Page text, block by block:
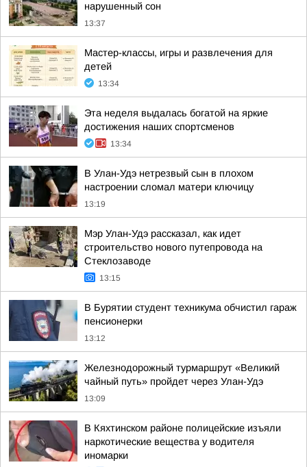
нарушенный сон
13:37
Мастер-классы, игры и развлечения для
детей
13:34
Эта неделя выдалась богатой на яркие
достижения наших спортсменов
13:34
В Улан-Удэ нетрезвый сын в плохом
настроении сломал матери ключицу
13:19
Мэр Улан-Удэ рассказал, как идет
строительство нового путепровода на
Стеклозаводе
13:15
В Бурятии студент техникума обчистил гараж
пенсионерки
13:12
Железнодорожный турмаршрут «Великий
чайный путь» пройдет через Улан-Удэ
13:09
В Кяхтинском районе полицейские изъяли
наркотические вещества у водителя
иномарки